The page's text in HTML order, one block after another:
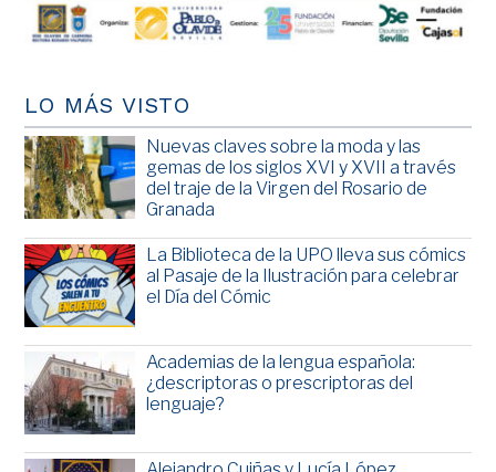
LO MÁS VISTO
Nuevas claves sobre la moda y las
gemas de los siglos XVI y XVII a través
del traje de la Virgen del Rosario de
Granada
La Biblioteca de la UPO lleva sus cómics
al Pasaje de la Ilustración para celebrar
el Día del Cómic
Academias de la lengua española:
¿descriptoras o prescriptoras del
lenguaje?